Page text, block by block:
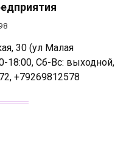
30 (ул Малая
18:00, Сб-Вс: выходной,
+79269812578